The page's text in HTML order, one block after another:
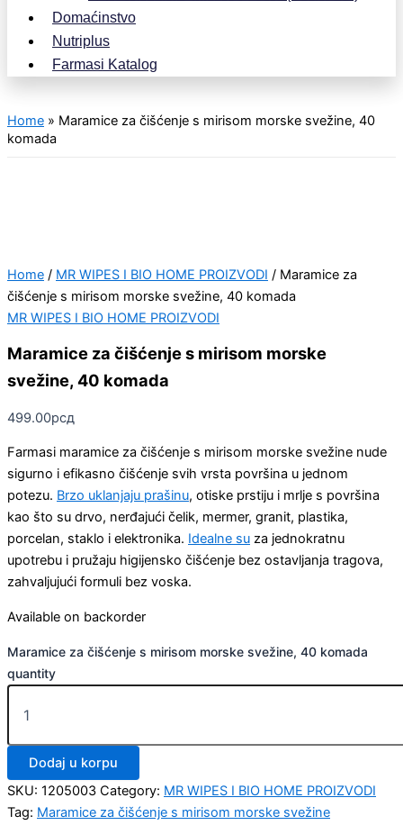
Domaćinstvo
Nutriplus
Farmasi Katalog
Home » Maramice za čišćenje s mirisom morske svežine, 40
komada
Home / MR WIPES I BIO HOME PROIZVODI / Maramice za
čišćenje s mirisom morske svežine, 40 komada
MR WIPES I BIO HOME PROIZVODI
Maramice za čišćenje s mirisom morske
svežine, 40 komada
499.00рсд
Farmasi maramice za čišćenje s mirisom morske svežine nude
sigurno i efikasno čišćenje svih vrsta površina u jednom
potezu. Brzo uklanjaju prašinu, otiske prstiju i mrlje s površina
kao što su drvo, nerđajući čelik, mermer, granit, plastika,
porcelan, staklo i elektronika. Idealne su za jednokratnu
upotrebu i pružaju higijensko čišćenje bez ostavljanja tragova,
zahvaljujući formuli bez voska.
Available on backorder
Maramice za čišćenje s mirisom morske svežine, 40 komada
quantity
Dodaj u korpu
SKU: 1205003 Category: MR WIPES I BIO HOME PROIZVODI
Tag: Maramice za čišćenje s mirisom morske svežine